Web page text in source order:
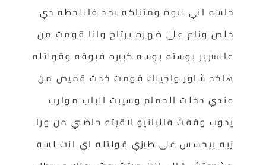
حاسه اني لبوه ومتناكه بجد فاللحظه دي
خلص ونام على ضهره يرتاح وانا قومت من
عالسرير بوسته بوسه كبيره فبوقه وقولتله
هاخد شاور واجيلك قومت خدت قميص من
عندي دخلت الحمام وسيبت الباب موارب
يدوب وقفت فالبانيو لاقيته حاضني من ورا
زبه بيحسس على طيزي قولتله اي انت لسه